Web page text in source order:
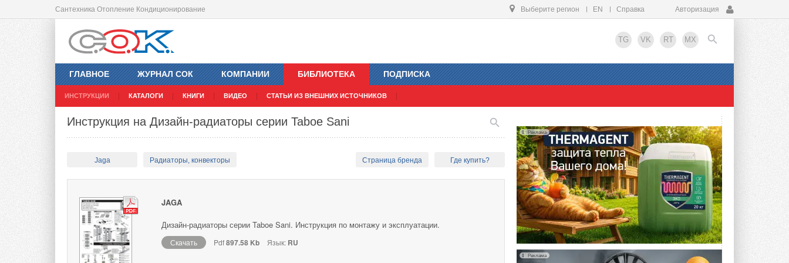
Сантехника Отопление Кондиционирование Выберите регион EN Справка Авторизация
TG VK RT MX
ГЛАВНОЕ ЖУРНАЛ СОК КОМПАНИИ БИБЛИОТЕКА
ИНСТРУКЦИИ КАТАЛОГИ КНИГИ ВИДЕО СТАТЬИ ИЗ ВНЕШНИХ ИСТОЧНИКОВ
ПОДПИСКА
EN
Инструкция на Дизайн-радиаторы серии Taboe Sani
Jaga Радиаторы, конвекторы Страница бренда Где купить?
JAGA
Дизайн-радиаторы серии Taboe Sani. Инструкция по монтажу и эксплуатации.
Скачать Pdf897.58 Kb Язык: RU
Реклама
Реклама